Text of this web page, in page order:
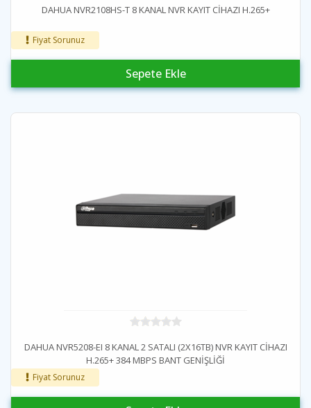
DAHUA NVR2108HS-T 8 KANAL NVR KAYIT CİHAZI H.265+
Fiyat Sorunuz
Sepete Ekle
DAHUA NVR5208-EI 8 KANAL 2 SATALI (2X16TB) NVR KAYIT CİHAZI
H.265+ 384 MBPS BANT GENİŞLİĞİ
Fiyat Sorunuz